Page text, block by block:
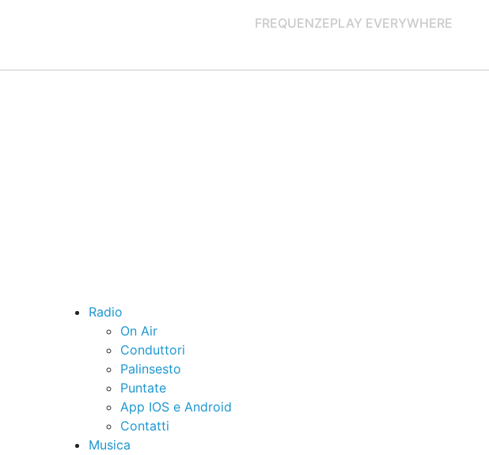
FREQUENZEPLAY EVERYWHERE
Radio
On Air
Conduttori
Palinsesto
Puntate
App IOS e Android
Contatti
Musica